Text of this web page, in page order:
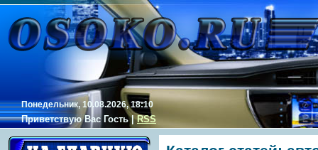
Понедельник, 10.08.2026, 18:10
Приветствую Вас Гость|RSS